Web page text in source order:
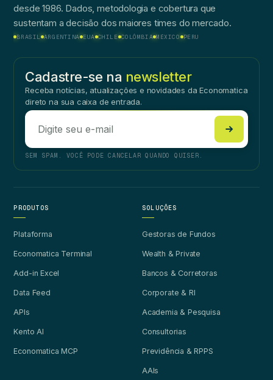
desde 1986. Dados, metodologia e cobertura que
sustentam a decisão dos maiores times do mercado.
BRASIL ARGENTINA EUA CHILE COLÔMBIA MÉXICO PERU
Cadastre-se na newsletter
Receba notícias, atualizações e novidades da Economatica
direto na sua caixa de entrada.
SEM SPAM. VOCÊ PODE CANCELAR QUANDO QUISER.
PRODUTOS
Plataforma
Economatica Terminal
Add-in Excel
Data Feed
APIs
Kento AI
Economatica MCP
SOLUÇÕES
Gestoras de Fundos
Wealth & Private
Bancos & Corretoras
Corporate & RI
Academia & Pesquisa
Consultorias
Previdência & RPPS
AAIs